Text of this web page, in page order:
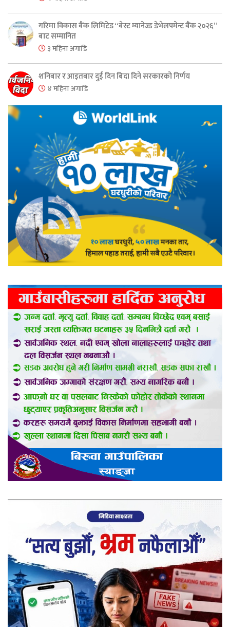
गरिमा विकास बैंक लिमिटेड “बेस्ट म्यानेज्ड डेभेलपमेन्ट बैंक २०२६”
बाट सम्मानित
३ महिना अगाडि
शनिबार र आइतबार दुई दिन बिदा दिने सरकारको निर्णय
४ महिना अगाडि